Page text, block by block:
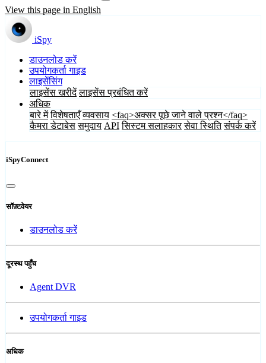
View this page in English
iSpy
डाउनलोड करें
उपयोगकर्ता गाइड
लाइसेंसिंग
लाइसेंस खरीदें लाइसेंस प्रबंधित करें
अधिक
बारे में विशेषताएँ व्यवसाय <faq>अक्सर पूछे जाने वाले प्रश्न</faq>
कैमरा डेटाबेस समुदाय API सिस्टम सलाहकार सेवा स्थिति संपर्क करें
iSpyConnect
सॉफ़्टवेयर
डाउनलोड करें
दूरस्थ पहुँच
Agent DVR
उपयोगकर्ता गाइड
अधिक